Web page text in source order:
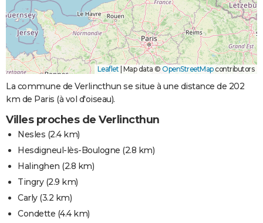
Leaflet Map data © OpenStreetMapcontributors
La commune de Verlincthun se situe à une distance de 202
km de Paris (à vol d'oiseau).
Villes proches de Verlincthun
Nesles (2.4 km)
Hesdigneul-lès-Boulogne (2.8 km)
Halinghen (2.8 km)
Tingry(2.9 km)
Carly(3.2 km)
Condette (4.4 km)